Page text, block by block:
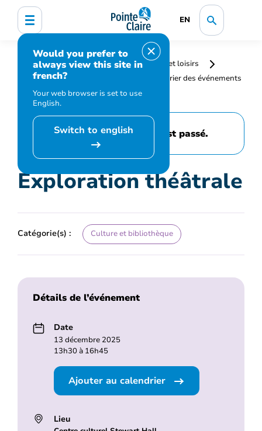
EN
Would you prefer to
always view this site in
french?
Your web browser is set to use
English.
Switch to english
Accueil
Bibliothèque, culture, sports et loisirs
Programmation et inscription
Calendrier des événements
et activités
Exploration théâtrale
Cet événement est passé.
Exploration théâtrale
Catégorie(s) : Culture et bibliothèque
Détails de l’événement
Date
13 décembre 2025
13h30 à 16h45
Ajouter au calendrier
Lieu